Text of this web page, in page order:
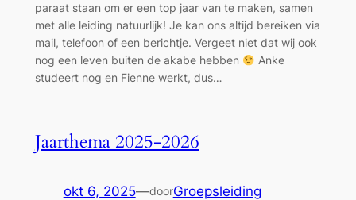
paraat staan om er een top jaar van te maken, samen
met alle leiding natuurlijk! Je kan ons altijd bereiken via
mail, telefoon of een berichtje. Vergeet niet dat wij ook
nog een leven buiten de akabe hebben
Anke
studeert nog en Fienne werkt, dus…
Jaarthema 2025-2026
okt 6, 2025—doorGroepsleiding